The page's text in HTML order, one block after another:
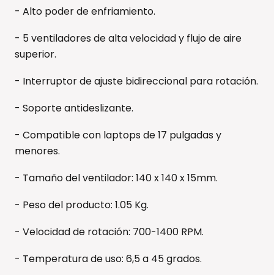
- Alto poder de enfriamiento.
- 5 ventiladores de alta velocidad y flujo de aire
superior.
- Interruptor de ajuste bidireccional para rotación.
- Soporte antideslizante.
- Compatible con laptops de 17 pulgadas y
menores.
- Tamaño del ventilador: 140 x 140 x 15mm.
- Peso del producto: 1.05 Kg.
- Velocidad de rotación: 700-1400 RPM.
- Temperatura de uso: 6,5 a 45 grados.